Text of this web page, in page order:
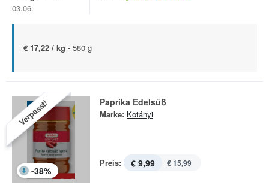
03.06.
€ 17,22 / kg - 580 g
Verpasst!
-38%
Paprika Edelsüß
Marke: Kotányi
Preis: € 9,99 € 15,99